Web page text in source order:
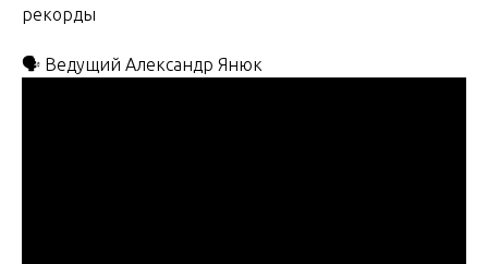
рекорды
🗣 Ведущий Александр Янюк ​​​​​​